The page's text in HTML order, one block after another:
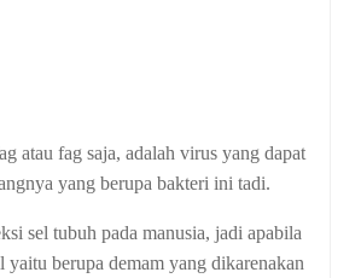
atau fag saja, adalah virus yang dapat
yang berupa bakteri ini tadi.
sel tubuh pada manusia, jadi apabila
berupa demam yang dikarenakan